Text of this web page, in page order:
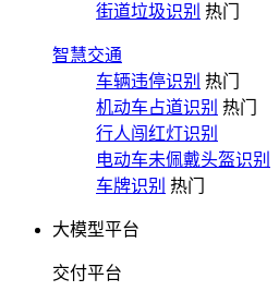
街道垃圾识别 热门
智慧交通
车辆违停识别 热门
机动车占道识别 热门
行人闯红灯识别
电动车未佩戴头盔识别
车牌识别 热门
大模型平台
交付平台